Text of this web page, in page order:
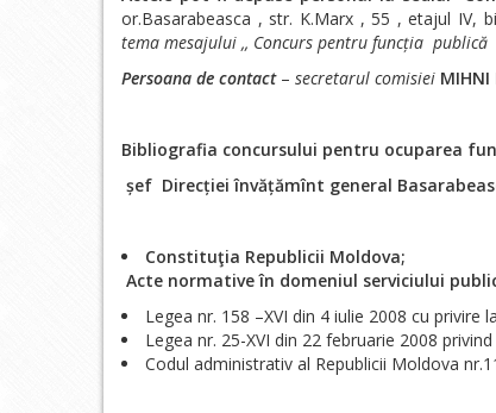
or.Basarabeasca , str. K.Marx , 55 , etajul IV,
tema mesajului ,, Concurs pentru funcția
Persoana de contact– secretarul comisiei
Bibliografia concursului pentru ocuparea
șef Direcției învățămînt general
Constituţia Republicii Moldova;
Acte normative în domeniul serviciului
Legea nr. 158 –XVI din 4 iulie 2008 cu
Legea nr. 25-XVI din 22 februarie 2008
Codul administrativ al Republicii Moldova